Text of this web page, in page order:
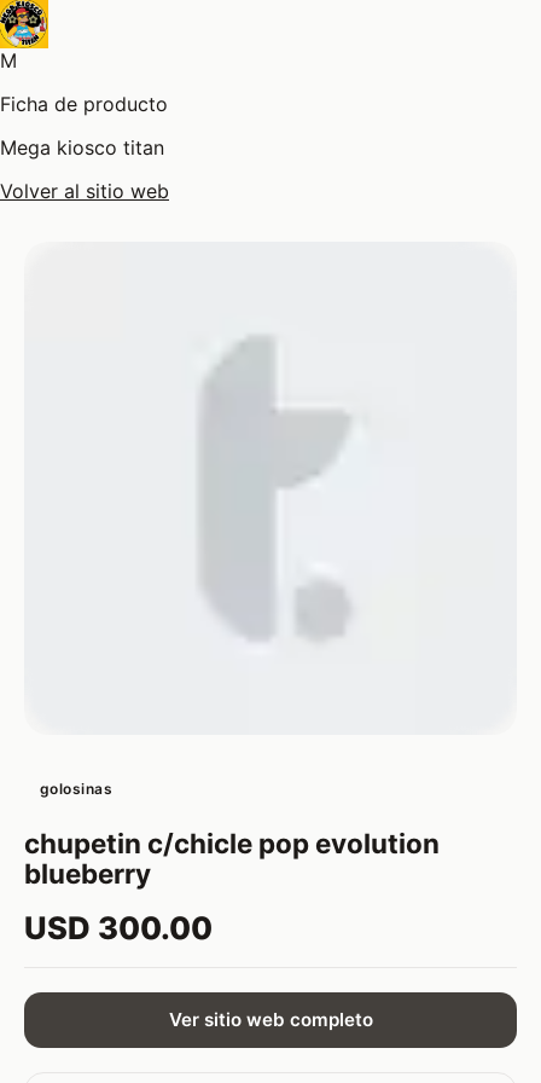
M
Ficha de producto
Mega kiosco titan
Volver al sitio web
golosinas
chupetin c/chicle pop evolution
blueberry
USD 300.00
Ver sitio web completo